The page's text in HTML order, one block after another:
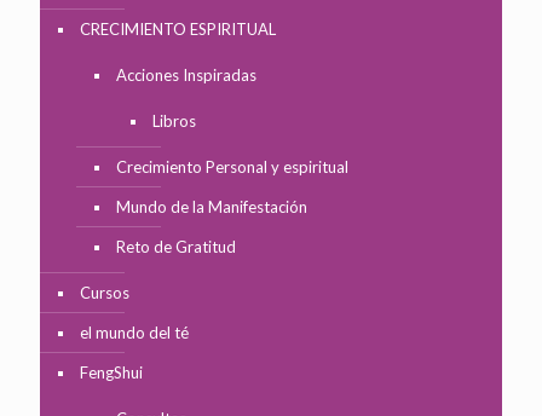
CRECIMIENTO ESPIRITUAL
Acciones Inspiradas
Libros
Crecimiento Personal y espiritual
Mundo de la Manifestación
Reto de Gratitud
Cursos
el mundo del té
FengShui